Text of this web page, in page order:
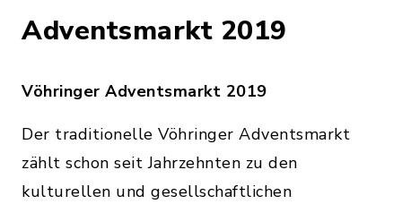
Adventsmarkt 2019
Vöhringer Adventsmarkt 2019
Der traditionelle Vöhringer Adventsmarkt
zählt schon seit Jahrzehnten zu den
kulturellen und gesellschaftlichen